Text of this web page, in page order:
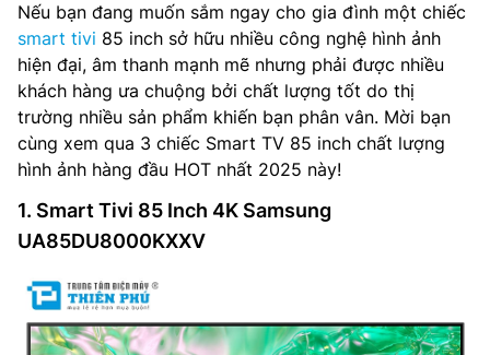
Nếu bạn đang muốn sắm ngay cho gia đình một chiếc
smart tivi 85 inch sở hữu nhiều công nghệ hình ảnh
hiện đại, âm thanh mạnh mẽ nhưng phải được nhiều
khách hàng ưa chuộng bởi chất lượng tốt do thị
trường nhiều sản phẩm khiến bạn phân vân. Mời bạn
cùng xem qua 3 chiếc Smart TV 85 inch chất lượng
hình ảnh hàng đầu HOT nhất 2025 này!
1. Smart Tivi 85 Inch 4K Samsung
UA85DU8000KXXV